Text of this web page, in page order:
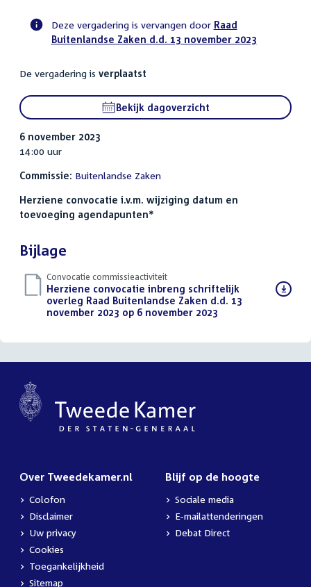
Voortgangsstatus
activiteit
Deze vergadering is vervangen door Raad
Buitenlandse Zaken d.d. 13 november 2023
De vergadering is verplaatst
Bekijk dagoverzicht
6 november 2023
14:00 uur
Commissie: Buitenlandse Zaken
Herziene convocatie i.v.m. wijziging datum en
toevoeging agendapunten*
Bijlage
Convocatie commissieactiviteit
Download
bestand:
Herziene convocatie inbreng schriftelijk
overleg Raad Buitenlandse Zaken d.d. 13
november 2023 op 6 november 2023
Over Tweedekamer.nl
Colofon
Disclaimer
Uw privacy
Cookies
Toegankelijkheid
Sitemap
Blijf op de hoogte
Sociale media
E-mailattenderingen
Debat Direct